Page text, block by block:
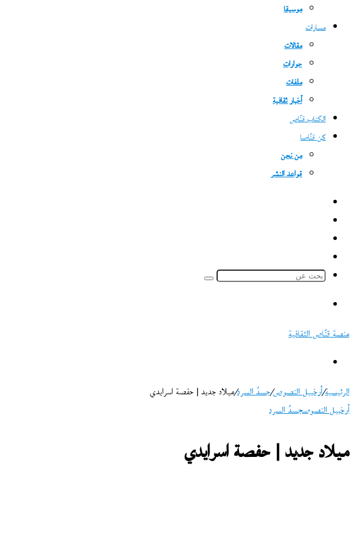
موسيقا
مسارات
مقالات
حوارات
ملفات
أخبار ثقافية
الكتاب قنّاص
كن قنّاصا
من نحن
قواعد النشر
الموقع
منصة قنّاص الثقافية
عن
الرئيسية/أرخبيل النصوص/جسدُ السرد/ميلاد جديد | حفصة اسرايدي
أرخبيل النصوصجسدُ السرد
ميلاد جديد | حفصة اسرايدي